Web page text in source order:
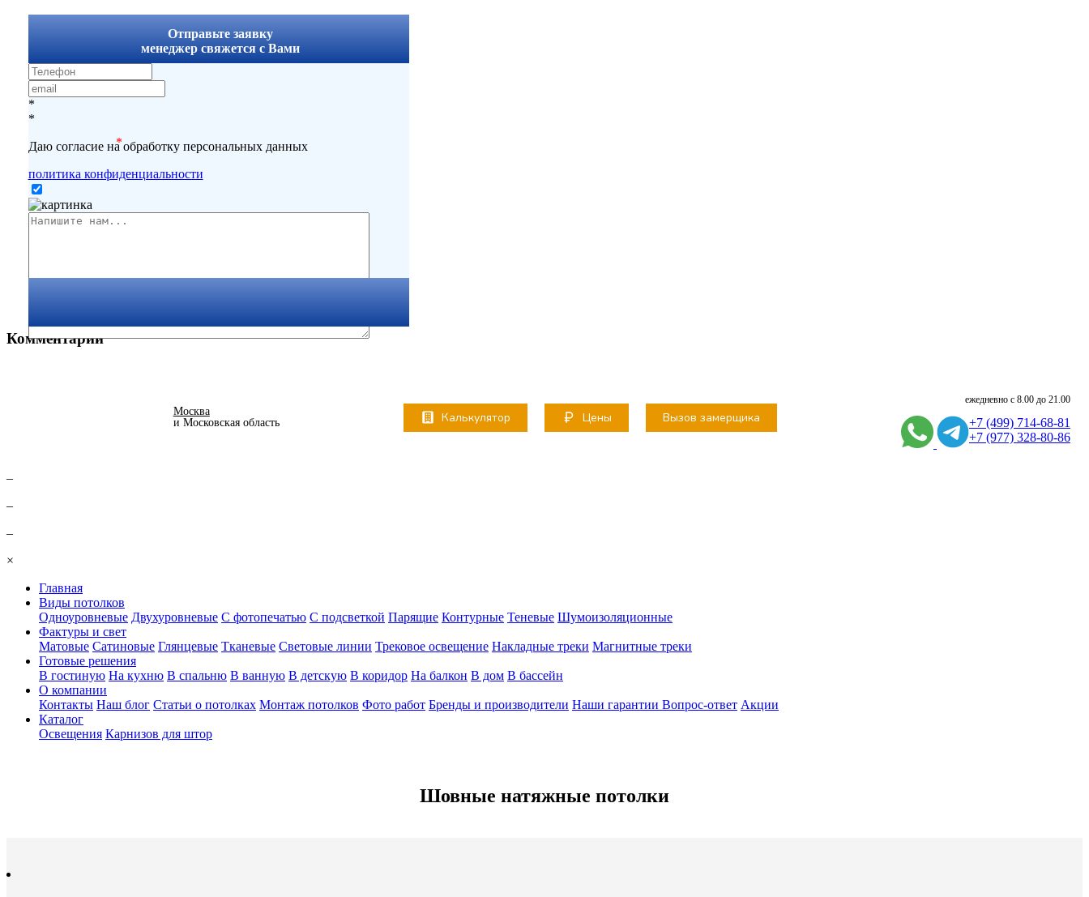
Отправьте заявку
менеджер свяжется с Вами
*
*
*
Даю согласие на обработку персональных данных
политика конфиденциальности
Комментарии
Москва
и Московская область
Калькулятор Цены Вызов замерщика
ежедневно с 8.00 до 21.00
+7 (499) 714-68-81
+7 (977) 328-80-86
–
–
–
×
Главная
Виды потолков
Одноуровневые Двухуровневые С фотопечатью С подсветкой Парящие Контурные Теневые Шумоизоляционные
Фактуры и свет
Матовые Сатиновые Глянцевые Тканевые Световые линии Трековое освещение Накладные треки Магнитные треки
Готовые решения
В гостиную На кухню В спальню В ванную В детскую В коридор На балкон В дом В бассейн
О компании
Контакты Наш блог Статьи о потолках Монтаж потолков Фото работ Бренды и производители Наши гарантии Вопрос-ответ Акции
Каталог
Освещения Карнизов для штор
Шовные натяжные потолки